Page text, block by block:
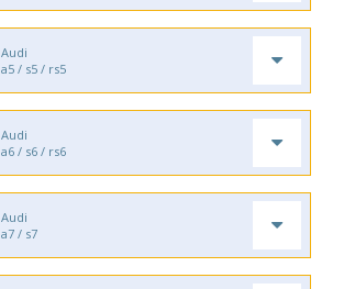
Audi
a5 / s5 / rs5
Audi
a6 / s6 / rs6
Audi
a7 / s7